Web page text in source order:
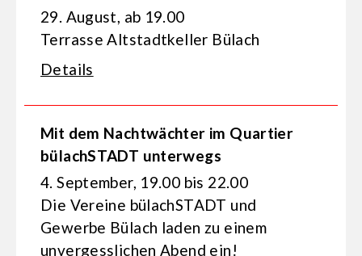
29. August, ab 19.00
Terrasse Altstadtkeller Bülach
Details
Mit dem Nachtwächter im Quartier
bülachSTADT unterwegs
4. September, 19.00 bis 22.00
Die Vereine bülachSTADT und
Gewerbe Bülach laden zu einem
unvergesslichen Abend ein!